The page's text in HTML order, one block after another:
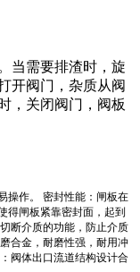
当需要排渣时，旋
开阀门，杂质从阀
，关闭阀门，阀板
操作。 ‌密封性能‌：闸板在
得闸板紧靠密封面，起到
断介质的功能，防止介质
合金，耐磨性强，耐用冲
阀体出口流道结构设计合